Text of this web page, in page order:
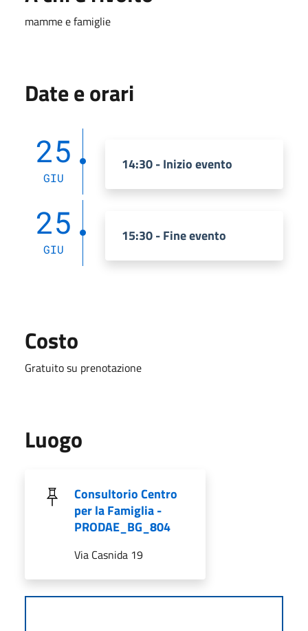
mamme e famiglie
Date e orari
25
GIU
14:30 - Inizio evento
25
GIU
15:30 - Fine evento
Costo
Gratuito su prenotazione
Luogo
Consultorio Centro
per la Famiglia -
PRODAE_BG_804
Via Casnida 19